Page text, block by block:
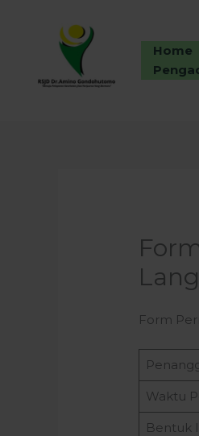
Home
Form
Waktu
Bentuk